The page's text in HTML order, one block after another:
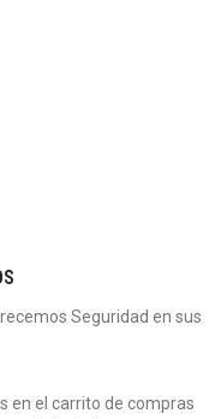
Seguridad en sus
en el carrito de compras